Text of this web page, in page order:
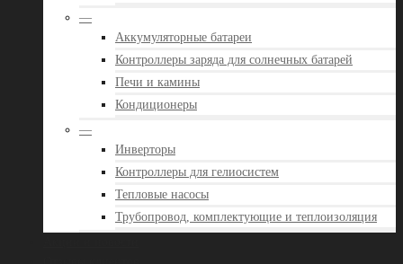
—
Аккумуляторные батареи
Контроллеры заряда для солнечных батарей
Печи и камины
Кондиционеры
—
Инверторы
Контроллеры для гелиосистем
Тепловые насосы
Трубопровод, комплектующие и теплоизоляция